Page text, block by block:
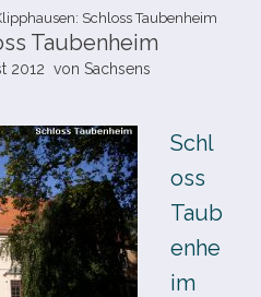
Schloss Taubenheim
Taubenheim
2012 von Sachsens
Schl
oss
Taub
enhe
im